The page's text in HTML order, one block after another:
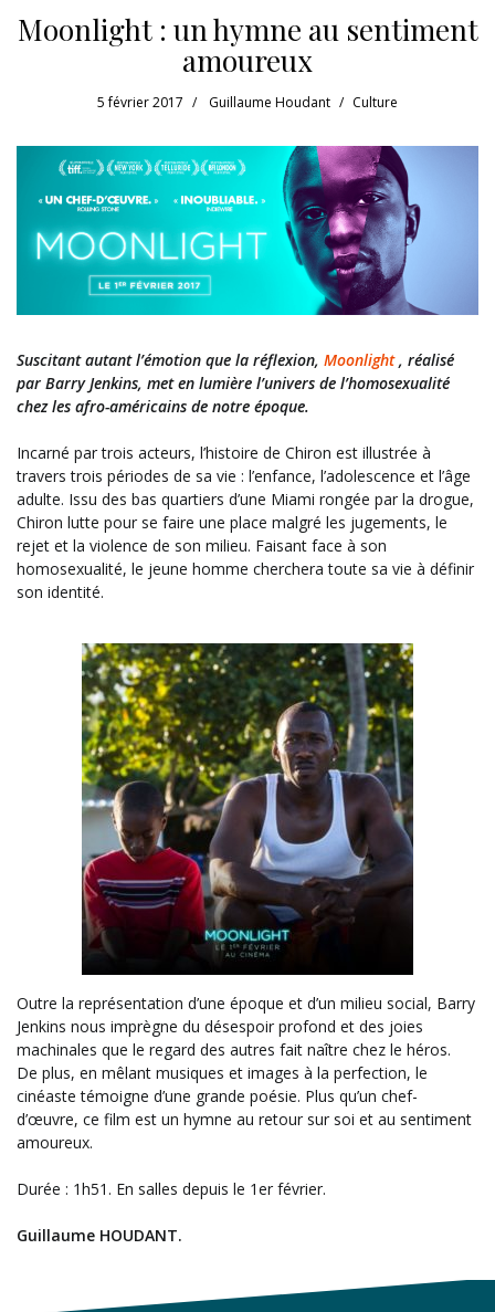
Moonlight : un hymne au sentiment
amoureux
5 février 2017 Guillaume Houdant Culture
Suscitant autant l’émotion que la réflexion, Moonlight, réalisé
par Barry Jenkins, met en lumière l’univers de l’homosexualité
chez les afro-américains de notre époque.
Incarné par trois acteurs, l’histoire de Chiron est illustrée à
travers trois périodes de sa vie : l’enfance, l’adolescence et l’âge
adulte. Issu des bas quartiers d’une Miami rongée par la drogue,
Chiron lutte pour se faire une place malgré les jugements, le
rejet et la violence de son milieu. Faisant face à son
homosexualité, le jeune homme cherchera toute sa vie à définir
son identité.
Outre la représentation d’une époque et d’un milieu social, Barry
Jenkins nous imprègne du désespoir profond et des joies
machinales que le regard des autres fait naître chez le héros.
De plus, en mêlant musiques et images à la perfection, le
cinéaste témoigne d’une grande poésie. Plus qu’un chef-
d’œuvre, ce film est un hymne au retour sur soi et au sentiment
amoureux.
Durée : 1h51. En salles depuis le 1er février.
Guillaume HOUDANT.